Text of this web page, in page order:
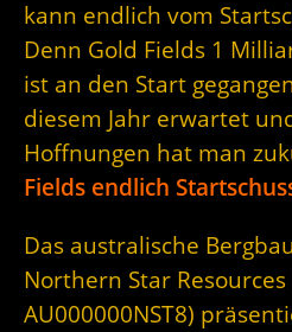
kann endlich vom
Denn Gold Fields 1
ist an den Start
diesem Jahr erwartet
Hoffnungen hat man
Fields endlich
Das australische
Northern Star Resources
AU000000NST8)